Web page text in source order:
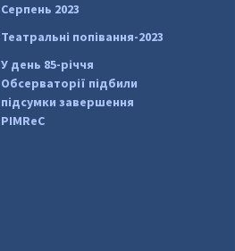
Серпень 2023
Театральні попівання-2023
У день 85-річчя
Обсерваторії підбили
підсумки завершення
PIMReC